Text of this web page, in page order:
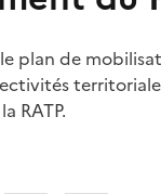
plan de
RATP.